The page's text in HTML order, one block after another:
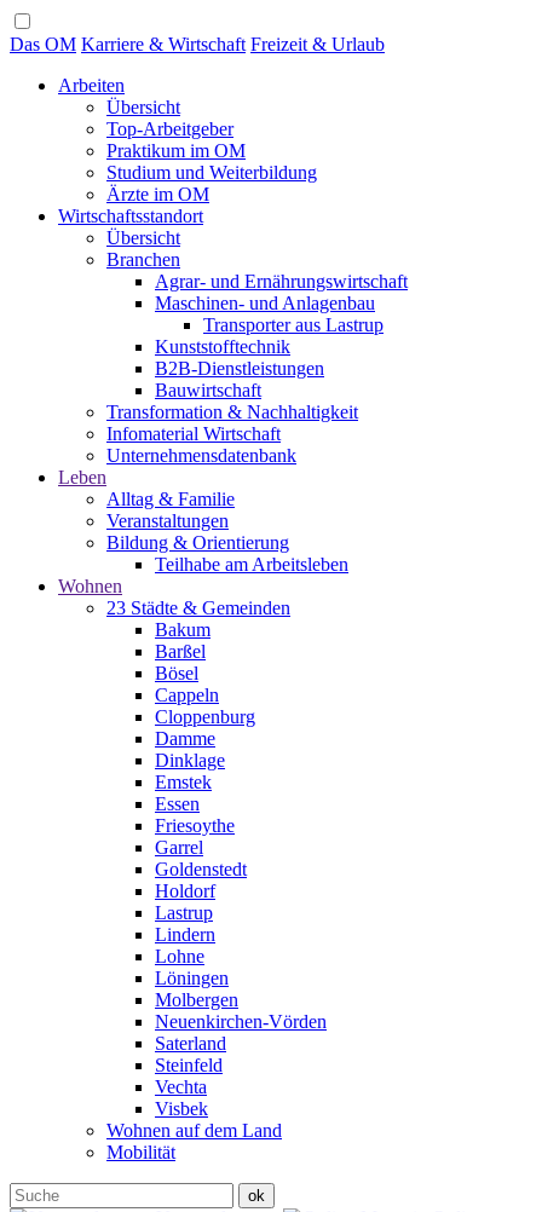
Das OM Karriere & Wirtschaft Freizeit & Urlaub
Arbeiten
Übersicht
Top-Arbeitgeber
Praktikum im OM
Studium und Weiterbildung
Ärzte im OM
Wirtschaftsstandort
Übersicht
Branchen
Agrar- und Ernährungswirtschaft
Maschinen- und Anlagenbau
Transporter aus Lastrup
Kunststofftechnik
B2B-Dienstleistungen
Bauwirtschaft
Transformation & Nachhaltigkeit
Infomaterial Wirtschaft
Unternehmensdatenbank
Leben
Alltag & Familie
Veranstaltungen
Bildung & Orientierung
Teilhabe am Arbeitsleben
Wohnen
23 Städte & Gemeinden
Bakum
Barßel
Bösel
Cappeln
Cloppenburg
Damme
Dinklage
Emstek
Essen
Friesoythe
Garrel
Goldenstedt
Holdorf
Lastrup
Lindern
Lohne
Löningen
Molbergen
Neuenkirchen-Vörden
Saterland
Steinfeld
Vechta
Visbek
Wohnen auf dem Land
Mobilität